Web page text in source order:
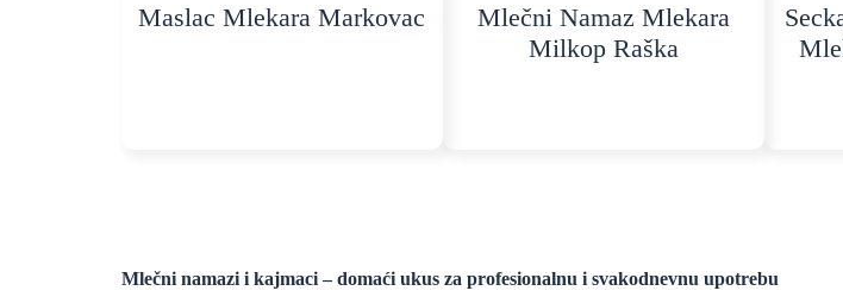
Maslac Mlekara Markovac
Mlečni Namaz Mlekara
Milkop Raška
Mlečni namazi i kajmaci – domaći ukus za profesionalnu i svakodnevnu upotrebu